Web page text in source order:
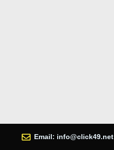
Email: info@click49.net